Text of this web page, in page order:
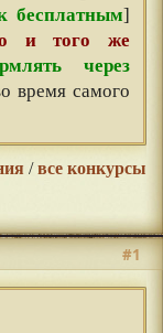
бесплатным]
и того же
через
время самого
/все конкурсы
#1